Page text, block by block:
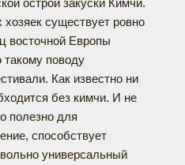
хозяек существует ровно
восточной Европы
поводу
Как известно ни
без кимчи. И не
полезно для
способствует
универсальный